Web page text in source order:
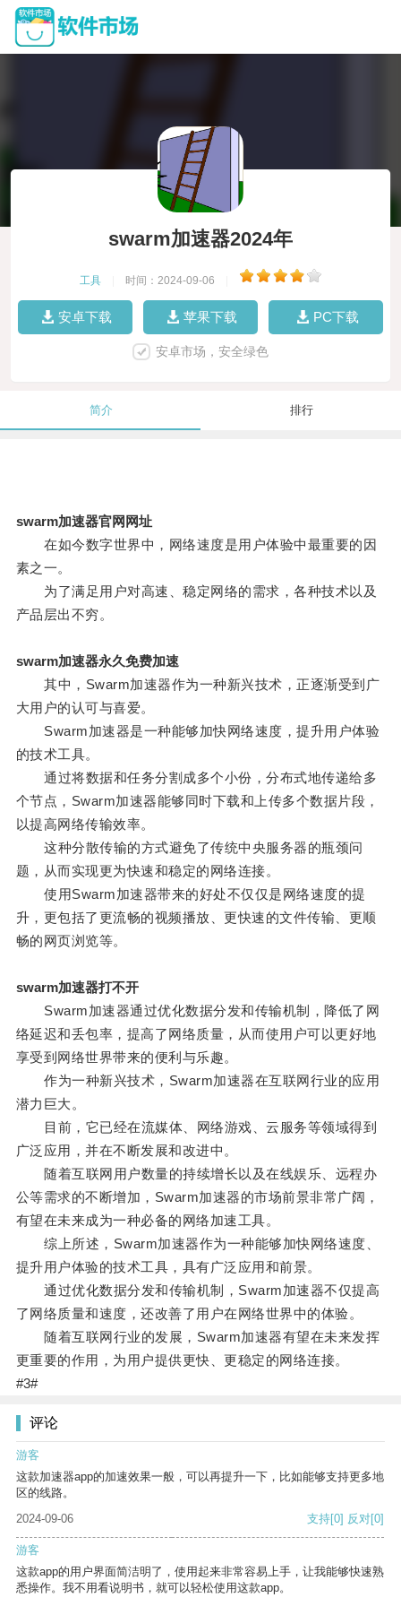
swarm加速器2024年
工具 时间：2024-09-06
安卓下载 苹果下载 PC下载
安卓市场，安全绿色
简介 排行
swarm加速器官网网址
在如今数字世界中，网络速度是用户体验中最重要的因
素之一。
为了满足用户对高速、稳定网络的需求，各种技术以及
产品层出不穷。
swarm加速器永久免费加速
其中，Swarm加速器作为一种新兴技术，正逐渐受到广
大用户的认可与喜爱。
Swarm加速器是一种能够加快网络速度，提升用户体验
的技术工具。
通过将数据和任务分割成多个小份，分布式地传递给多
个节点，Swarm加速器能够同时下载和上传多个数据片段，
以提高网络传输效率。
这种分散传输的方式避免了传统中央服务器的瓶颈问
题，从而实现更为快速和稳定的网络连接。
使用Swarm加速器带来的好处不仅仅是网络速度的提
升，更包括了更流畅的视频播放、更快速的文件传输、更顺
畅的网页浏览等。
swarm加速器打不开
Swarm加速器通过优化数据分发和传输机制，降低了网
络延迟和丢包率，提高了网络质量，从而使用户可以更好地
享受到网络世界带来的便利与乐趣。
作为一种新兴技术，Swarm加速器在互联网行业的应用
潜力巨大。
目前，它已经在流媒体、网络游戏、云服务等领域得到
广泛应用，并在不断发展和改进中。
随着互联网用户数量的持续增长以及在线娱乐、远程办
公等需求的不断增加，Swarm加速器的市场前景非常广阔，
有望在未来成为一种必备的网络加速工具。
综上所述，Swarm加速器作为一种能够加快网络速度、
提升用户体验的技术工具，具有广泛应用和前景。
通过优化数据分发和传输机制，Swarm加速器不仅提高
了网络质量和速度，还改善了用户在网络世界中的体验。
随着互联网行业的发展，Swarm加速器有望在未来发挥
更重要的作用，为用户提供更快、更稳定的网络连接。
#3#
评论
游客
这款加速器app的加速效果一般，可以再提升一下，比如能够支持更多地
区的线路。
2024-09-06
支持[0] 反对[0]
游客
这款app的用户界面简洁明了，使用起来非常容易上手，让我能够快速熟
悉操作。我不用看说明书，就可以轻松使用这款app。